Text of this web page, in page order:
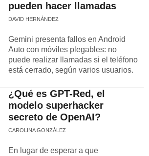
pueden hacer llamadas
DAVID HERNÁNDEZ
Gemini presenta fallos en Android
Auto con móviles plegables: no
puede realizar llamadas si el teléfono
está cerrado, según varios usuarios.
¿Qué es GPT-Red, el
modelo superhacker
secreto de OpenAI?
CAROLINA GONZÁLEZ
En lugar de esperar a que